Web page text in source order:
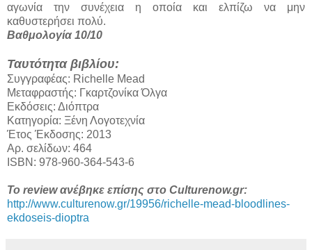
αγωνία την συνέχεια η οποία και ελπίζω να μην
καθυστερήσει πολύ.
Βαθμολογία 10/10
Ταυτότητα βιβλίου:
Συγγραφέας: Richelle Mead
Μεταφραστής: Γκαρτζονίκα Όλγα
Εκδόσεις: Διόπτρα
Κατηγορία: Ξένη Λογοτεχνία
Έτος Έκδοσης: 2013
Αρ. σελίδων: 464
ISBN: 978-960-364-543-6
Το review ανέβηκε επίσης στο Culturenow.gr:
http://www.culturenow.gr/19956/richelle-mead-bloodlines-
ekdoseis-dioptra